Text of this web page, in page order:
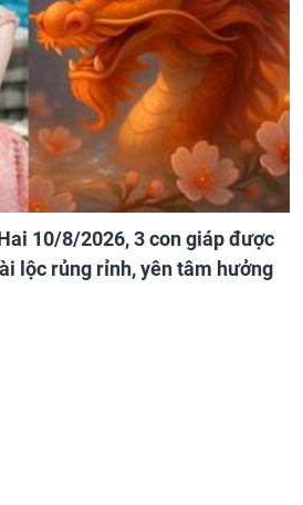
10/8/2026, 3 con giáp được
lộc rủng rỉnh, yên tâm hưởng